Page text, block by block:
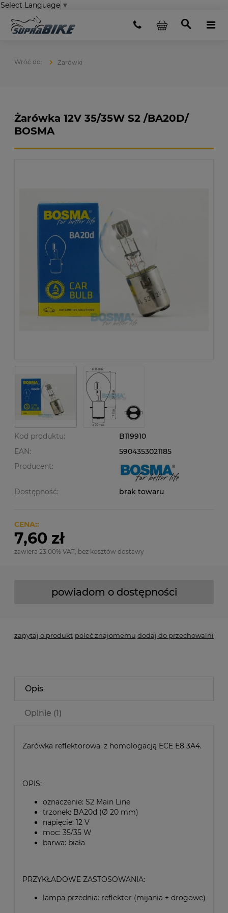
Select Language ▼
Żarówki
Żarówka 12V 35/35W S2 /BA20D/
BOSMA
Kod produktu:
B119910
EAN:
5904353021185
Producent:
Dostępność: brak towaru
CENA::
7,60 zł
zawiera 23.00% VAT, bez kosztów dostawy
powiadom o dostępności
zapytaj o produkt poleć znajomemu dodaj do przechowalni
Opis
Opinie (1)
Żarówka reflektorowa, z homologacją ECE E8 3A4.
OPIS:
oznaczenie: S2 Main Line
trzonek: BA20d (Ø 20 mm)
napięcie: 12 V
moc: 35/35 W
barwa: biała
PRZYKŁADOWE ZASTOSOWANIA:
lampa przednia: reflektor (mijania + drogowe)